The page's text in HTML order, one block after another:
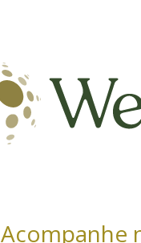
Acompanhe